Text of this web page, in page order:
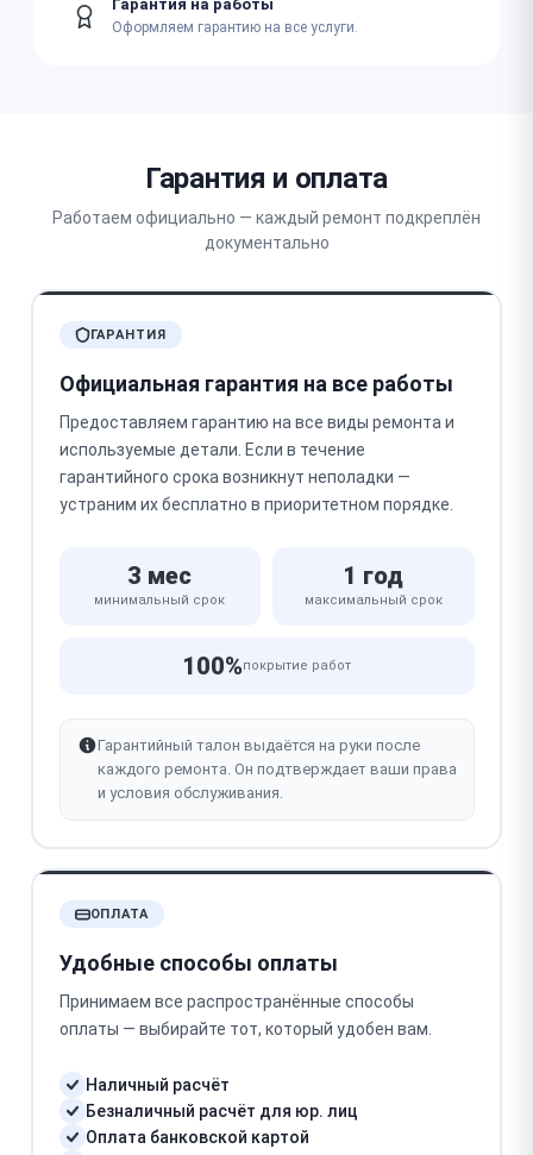
Гарантия на работы
Оформляем гарантию на все услуги.
Гарантия и оплата
Работаем официально — каждый ремонт подкреплён
документально
ГАРАНТИЯ
Официальная гарантия на все работы
Предоставляем гарантию на все виды ремонта и
используемые детали. Если в течение
гарантийного срока возникнут неполадки —
устраним их бесплатно в приоритетном порядке.
3 мес
минимальный срок
1 год
максимальный срок
100%покрытие работ
Гарантийный талон выдаётся на руки после
каждого ремонта. Он подтверждает ваши права
и условия обслуживания.
ОПЛАТА
Удобные способы оплаты
Принимаем все распространённые способы
оплаты — выбирайте тот, который удобен вам.
Наличный расчёт
Безналичный расчёт для юр. лиц
Оплата банковской картой